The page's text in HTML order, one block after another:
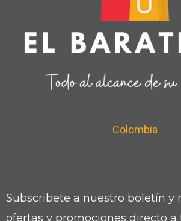
Colombia
Subscribete a nuestro boletín y
ofertas y promociones directo a